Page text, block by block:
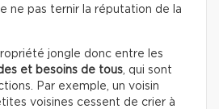
ne pas ternir la réputation de la
jongle donc entre les
et besoins de tous, qui sont
Par exemple, un voisin
voisines cessent de crier à